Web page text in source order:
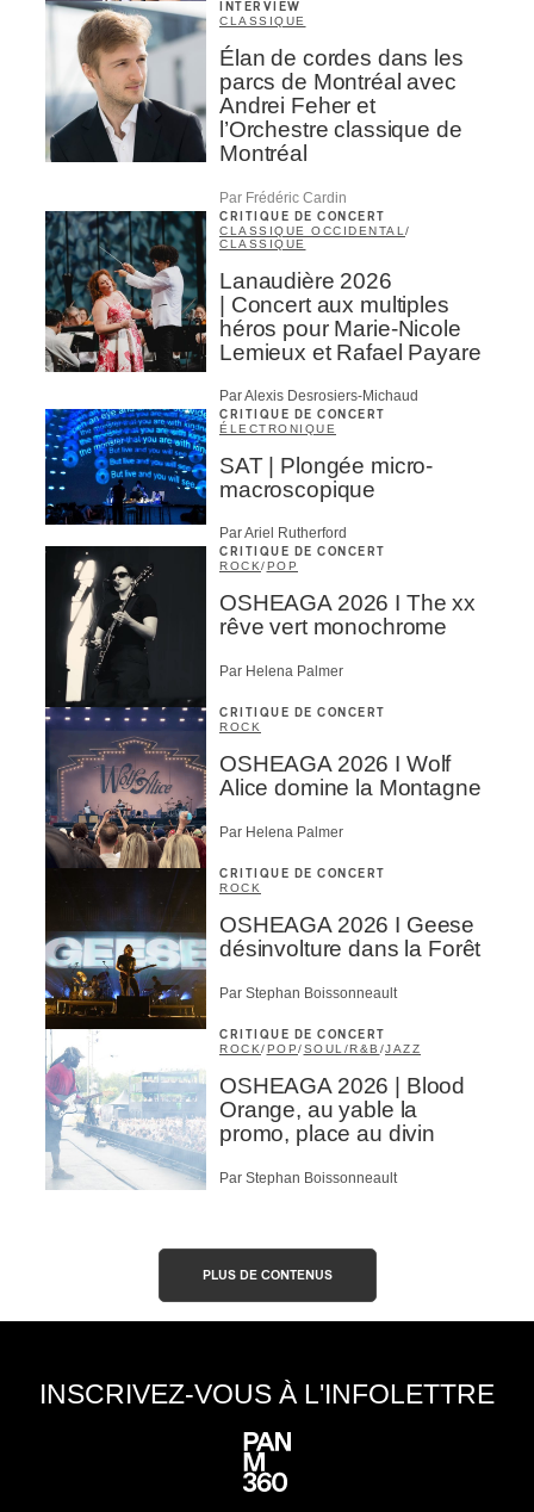
INTERVIEW
CLASSIQUE
Élan de cordes dans les
parcs de Montréal avec
Andrei Feher et
l’Orchestre classique de
Montréal
Par Frédéric Cardin
CRITIQUE DE CONCERT
CLASSIQUE OCCIDENTAL /
CLASSIQUE
Lanaudière 2026
| Concert aux multiples
héros pour Marie-Nicole
Lemieux et Rafael Payare
Par Alexis Desrosiers-Michaud
CRITIQUE DE CONCERT
ÉLECTRONIQUE
SAT | Plongée micro-
macroscopique
Par Ariel Rutherford
CRITIQUE DE CONCERT
ROCK/ POP
OSHEAGA 2026 I The xx
rêve vert monochrome
Par Helena Palmer
CRITIQUE DE CONCERT
ROCK
OSHEAGA 2026 I Wolf
Alice domine la Montagne
Par Helena Palmer
CRITIQUE DE CONCERT
ROCK
OSHEAGA 2026 I Geese
désinvolture dans la Forêt
Par Stephan Boissonneault
CRITIQUE DE CONCERT
ROCK/ POP/SOUL/R&B /JAZZ
OSHEAGA 2026 | Blood
Orange, au yable la
promo, place au divin
Par Stephan Boissonneault
PLUS DE CONTENUS
INSCRIVEZ-VOUS À L'INFOLETTRE